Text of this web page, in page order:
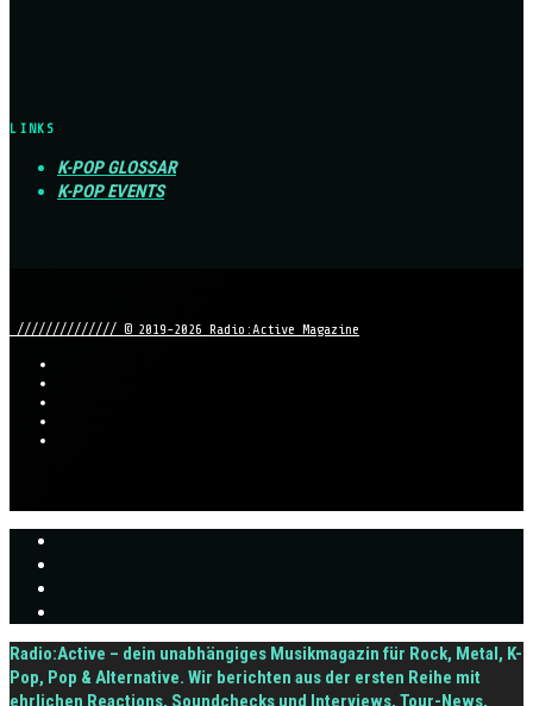
LINKS
K-POP GLOSSAR
K-POP EVENTS
////////////// © 2019-2026 Radio:Active Magazine
Radio:Active – dein unabhängiges Musikmagazin für Rock, Metal, K-
Pop, Pop & Alternative. Wir berichten aus der ersten Reihe mit
ehrlichen Reactions, Soundchecks und Interviews, Tour-News,